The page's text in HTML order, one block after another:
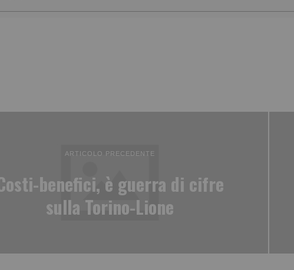
ARTICOLO PRECEDENTE
benefici, è guerra di cifre
sulla Torino-Lione